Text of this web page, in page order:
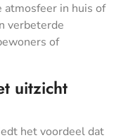
atmosfeer in huis of
verbeterde
of
uitzicht
het voordeel dat